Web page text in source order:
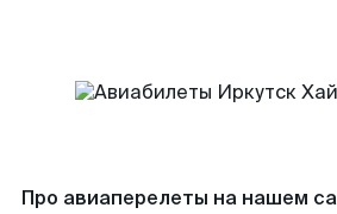
Про авиаперелеты на нашем